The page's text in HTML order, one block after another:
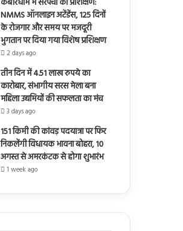
कबीरधाम में सरपंचों का प्रशिक्षण:
NMMS ऑनलाइन अटेंडेंस, 125 दिनों
के रोजगार और समय पर मजदूरी
भुगतान पर दिया गया विशेष प्रशिक्षण
2 days ago
तीन दिन में 4.51 लाख रुपये का
कारोबार, संभागीय सरस मेला बना
महिला उद्यमियों की सफलता का मंच
3 days ago
151 किमी की कांवड़ पदयात्रा पर फिर
निकलेंगी विधायक भावना बोहरा, 10
अगस्त से अमरकंटक से होगा शुभारंभ
1 week ago